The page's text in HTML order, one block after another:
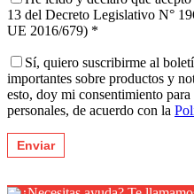
13 del Decreto Legislativo N°
UE 2016/679) *
Sí, quiero suscribirme al
importantes sobre productos y
esto, doy mi consentimiento
personales, de acuerdo con la